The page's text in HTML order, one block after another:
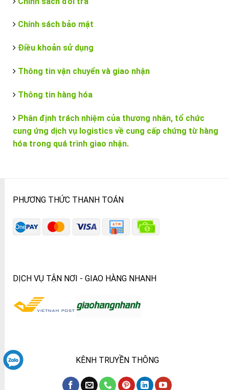
Chính sách bảo mật
Điều khoản sử dụng
Thông tin vận chuyển và giao nhận
Thông tin hàng hóa
Phân định trách nhiệm của thương nhân, tổ chức
cung ứng dịch vụ logistics về cung cấp chứng từ hàng
hóa trong quá trình giao nhận.
PHƯƠNG THỨC THANH TOÁN
DỊCH VỤ TẬN NƠI - GIAO HÀNG NHANH
KÊNH TRUYỀN THÔNG